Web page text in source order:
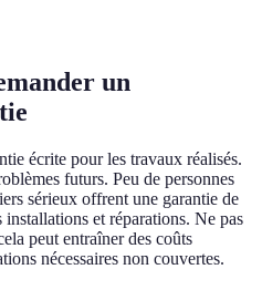
un
écrite pour les travaux réalisés.
futurs. Peu de personnes
sérieux offrent une garantie de
et réparations. Ne pas
peut entraîner des coûts
nécessaires non couvertes.